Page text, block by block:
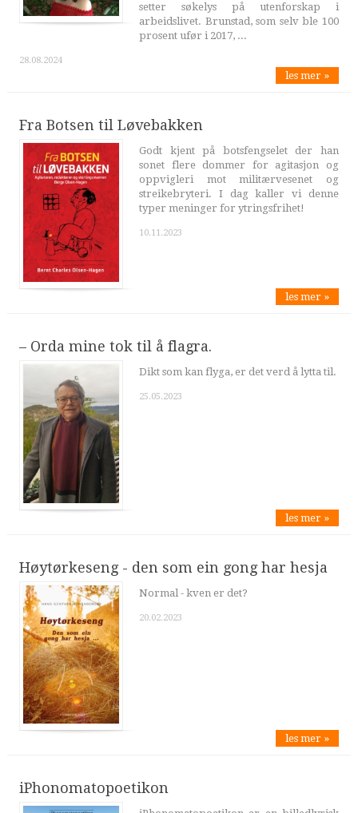
setter søkelys på utenforskap i
arbeidslivet. Brunstad, som selv ble 100
prosent ufør i 2017, ...
28.08.2024
les mer »
Fra Botsen til Løvebakken
Godt kjent på botsfengselet der han
sonet flere dommer for agitasjon og
oppvigleri mot militærvesenet og
streikebryteri. I dag kaller vi denne
typer meninger for ytringsfrihet!
10.11.2023
les mer »
– Orda mine tok til å flagra.
Dikt som kan flyga, er det verd å lytta til.
25.05.2023
les mer »
Høytørkeseng - den som ein gong har hesja
Normal - kven er det?
20.02.2023
les mer »
iPhonomatopoetikon